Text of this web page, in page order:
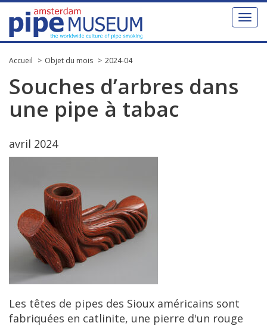
Toggle
Accueil Objet du mois 2024-04
Souches d’arbres dans
une pipe à tabac
avril 2024
Les têtes de pipes des Sioux américains sont
fabriquées en catlinite, une pierre d'un rouge